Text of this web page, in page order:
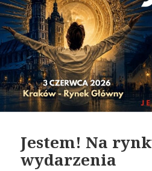
Jestem! Na
wydarzenia